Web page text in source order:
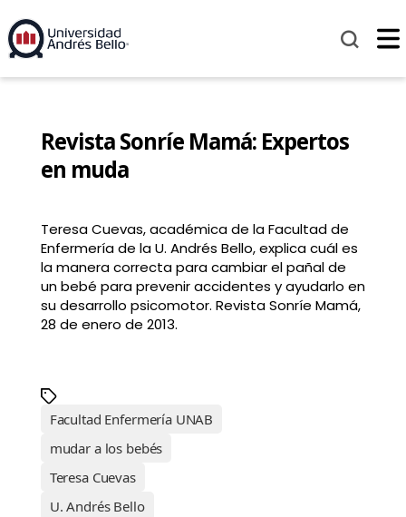
Revista Sonríe Mamá: Expertos
en muda
Teresa Cuevas, académica de la Facultad de
Enfermería de la U. Andrés Bello, explica cuál es
la manera correcta para cambiar el pañal de
un bebé para prevenir accidentes y ayudarlo en
su desarrollo psicomotor. Revista Sonríe Mamá,
28 de enero de 2013.
Facultad Enfermería UNAB
mudar a los bebés
Teresa Cuevas
U. Andrés Bello